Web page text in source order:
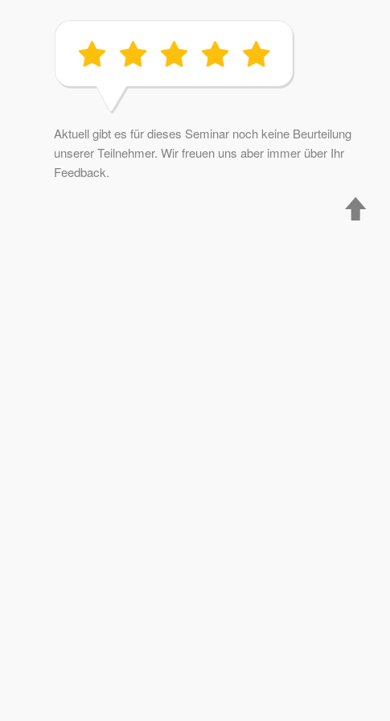
Aktuell gibt es für dieses Seminar noch keine Beurteilung
unserer Teilnehmer. Wir freuen uns aber immer über Ihr
Feedback.